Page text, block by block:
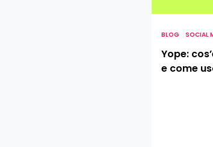
BLOG SOCIAL
Yope:
e come